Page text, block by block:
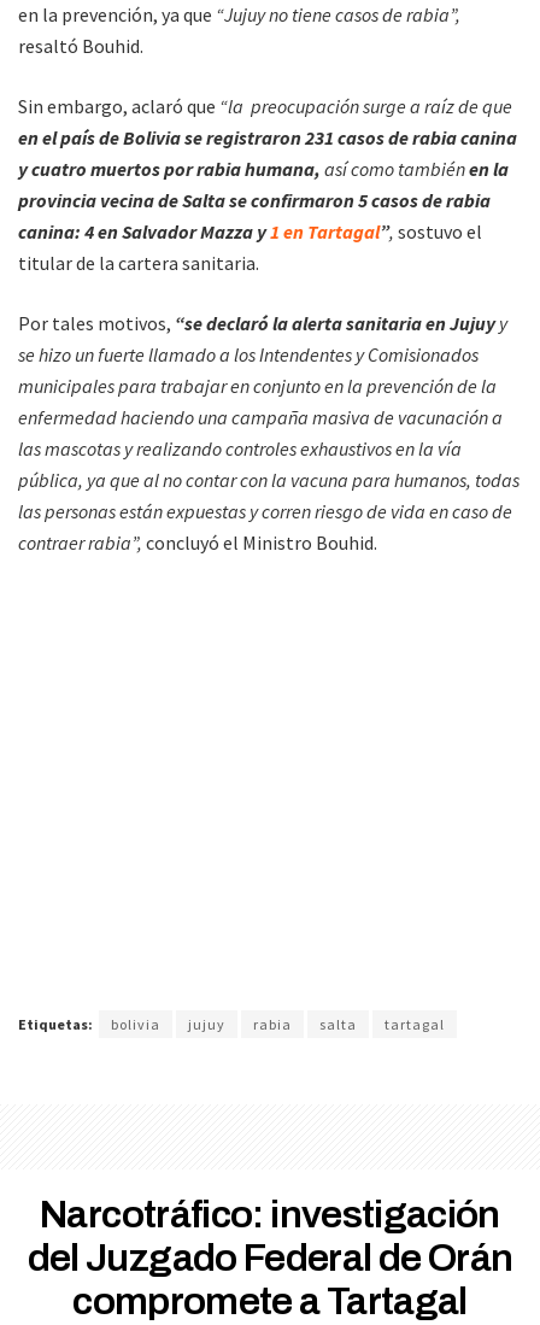
en la prevención, ya que “Jujuy no tiene casos de rabia”,
resaltó Bouhid.
Sin embargo, aclaró que “la preocupación surge a raíz de que
en el país de Bolivia se registraron 231 casos de rabia canina
y cuatro muertos por rabia humana, así como tambiénen la
provincia vecina de Salta se confirmaron 5 casos de rabia
canina: 4 en Salvador Mazza y1 en Tartagal”, sostuvo el
titular de la cartera sanitaria.
Por tales motivos, “se declaró la alerta sanitaria en Jujuyy
se hizo un fuerte llamado a los Intendentes y Comisionados
municipales para trabajar en conjunto en la prevención de la
enfermedad haciendo una campaña masiva de vacunación a
las mascotas y realizando controles exhaustivos en la vía
pública, ya que al no contar con la vacuna para humanos, todas
las personas están expuestas y corren riesgo de vida en caso de
contraer rabia”, concluyó el Ministro Bouhid.
Etiquetas: bolivia jujuy rabia salta tartagal
Narcotráfico: investigación
del Juzgado Federal de Orán
compromete a Tartagal